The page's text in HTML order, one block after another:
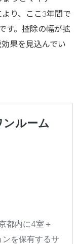
り、ここ3年間で
す。控除の幅が拡
果を見込んでい